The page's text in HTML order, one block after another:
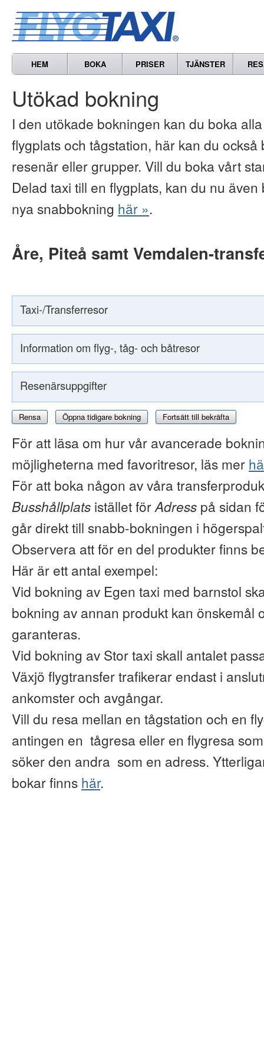
HEM BOKA PRISER TJÄNSTER
Utökad bokning
I den utökade bokningen kan du boka
flygplats och tågstation, här kan du
resenär eller grupper. Vill du boka vårt
Delad taxi till en flygplats, kan du nu
nya snabbokning här ».
Åre, Piteå samt Vemdalen-
Taxi-/Transferresor
Information om flyg-, tåg- och båtresor
Resenärsuppgifter
Rensa Öppna tidigare bokning Fortsätt till bekräfta
För att läsa om hur vår avancerade
möjligheterna med favoritresor, läs mer
För att boka någon av våra
Busshållplats istället förAdress på sidan
går direkt till snabb-bokningen i
Observera att för en del produkter finns
Här är ett antal exempel:
Vid bokning av Egen taxi med barnstol
bokning av annan produkt kan önskemål
garanteras.
Vid bokning av Stor taxi skall antalet
Växjö flygtransfer trafikerar endast i
ankomster och avgångar.
Vill du resa mellan en tågstation och en
antingen en tågresa eller en flygresa
söker den andra som en adress.
bokar finns här.